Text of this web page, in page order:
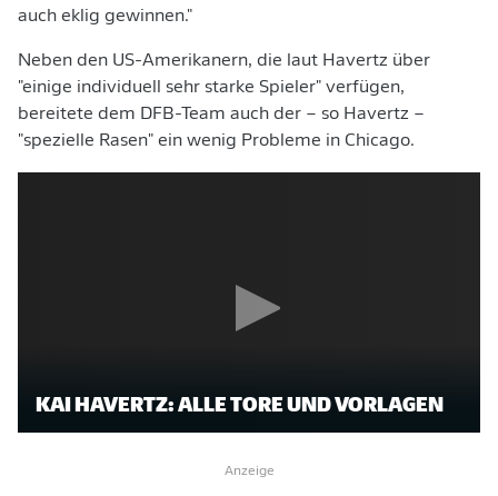
auch eklig gewinnen."
Neben den US-Amerikanern, die laut Havertz über
"einige individuell sehr starke Spieler" verfügen,
bereitete dem DFB-Team auch der – so Havertz –
"spezielle Rasen" ein wenig Probleme in Chicago.
KAI HAVERTZ: ALLE TORE UND VORLAGEN
Anzeige